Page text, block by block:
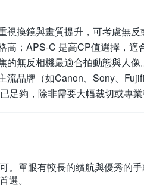
換鏡與畫質提升，可考慮無反
高；APS-C 是高CP值選擇，適
無反相機最適合拍動態與人像。
流品牌（如Canon、Sony、
足夠，除非需要大幅裁切或專業
。單眼有較長的續航與優秀的
選。